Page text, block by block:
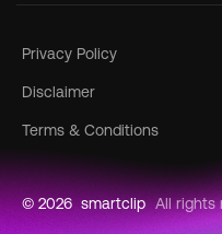
Privacy Policy
Disclaimer
Terms & Conditions
© 2026 smartclip All rights